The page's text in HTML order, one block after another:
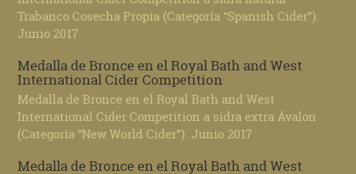
Trabanco Cosecha Propia (Categoría “Spanish Cider”).
Junio 2017
Medalla de Bronce en el Royal Bath and West
International Cider Competition
Medalla de Bronce en el Royal Bath and West
International Cider Competition a sidra extra Ávalon
(Categoría “New World Cider”). Junio 2017
Medalla de Bronce en el Royal Bath and West